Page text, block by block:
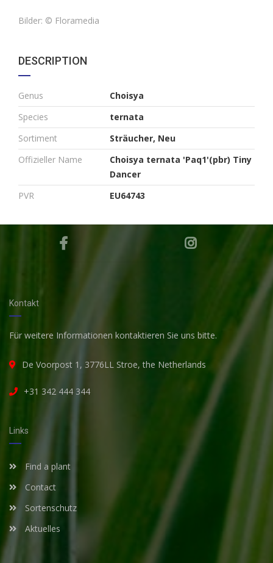
Bilder: © Floramedia
DESCRIPTION
Genus
Choisya
Species
ternata
Sortiment
Sträucher, Neu
Offizieller Name
Choisya ternata 'Paq1'(pbr) Tiny
Dancer
PVR
EU64743
Kontakt
Für weitere Informationen kontaktieren Sie uns bitte.
De Voorpost 1, 3776LL Stroe, the Netherlands
+31 342 444 344
Links
Find a plant
Contact
Sortenschutz
Aktuelles